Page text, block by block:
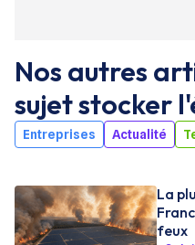
Nos autres
sujetstocker
Entreprises Actualité
La
feux